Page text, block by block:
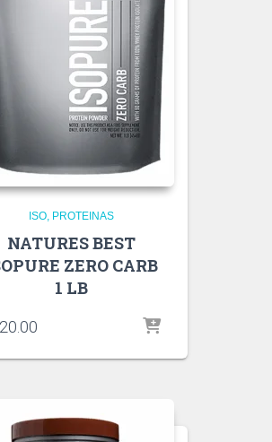
ISO PROTEINAS
NATURES BEST
ZERO CARB
1 LB